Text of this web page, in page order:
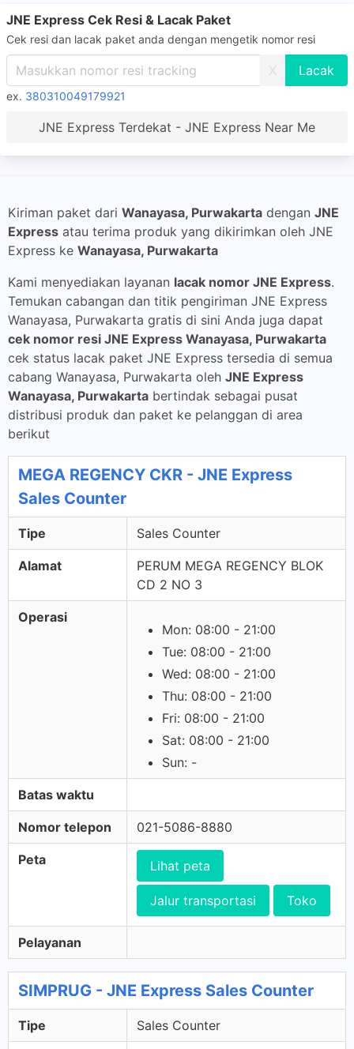
JNE Express Cek Resi & Lacak Paket
Cek resi dan lacak paket anda dengan mengetik nomor resi
X
ex. 380310049179921
JNE Express Terdekat - JNE Express Near Me
Kiriman paket dari Wanayasa, Purwakarta dengan JNE
Express atau terima produk yang dikirimkan oleh JNE
Express ke Wanayasa, Purwakarta
Kami menyediakan layanan lacak nomor JNE Express.
Temukan cabangan dan titik pengiriman JNE Express
Wanayasa, Purwakarta gratis di sini Anda juga dapat
cek nomor resi JNE Express Wanayasa, Purwakarta
cek status lacak paket JNE Express tersedia di semua
cabang Wanayasa, Purwakarta oleh JNE Express
Wanayasa, Purwakarta bertindak sebagai pusat
distribusi produk dan paket ke pelanggan di area
berikut
MEGA REGENCY CKR - JNE Express
Sales Counter
Tipe Sales Counter
Alamat
PERUM MEGA REGENCY BLOK
CD 2 NO 3
Operasi
Mon: 08:00 - 21:00
Tue: 08:00 - 21:00
Wed: 08:00 - 21:00
Thu: 08:00 - 21:00
Fri: 08:00 - 21:00
Sat: 08:00 - 21:00
Sun: -
Batas waktu
Nomor telepon 021-5086-8880
Peta Lihat peta
Jalur transportasi Toko
Pelayanan
SIMPRUG - JNE Express Sales Counter
Tipe Sales Counter